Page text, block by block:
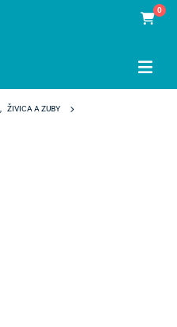
0
ŽIVICA A ZUBY